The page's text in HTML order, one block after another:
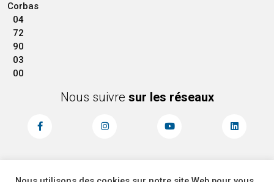
Corbas
04
72
90
03
00
Nous suivre sur les réseaux